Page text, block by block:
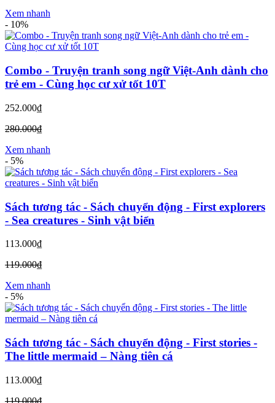
Xem nhanh
- 10%
Combo - Truyện tranh song ngữ Việt-Anh dành cho
trẻ em - Cùng học cư xử tốt 10T
252.000₫
280.000₫
Xem nhanh
- 5%
Sách tương tác - Sách chuyển động - First explorers
- Sea creatures - Sinh vật biển
113.000₫
119.000₫
Xem nhanh
- 5%
Sách tương tác - Sách chuyển động - First stories -
The little mermaid – Nàng tiên cá
113.000₫
119.000₫